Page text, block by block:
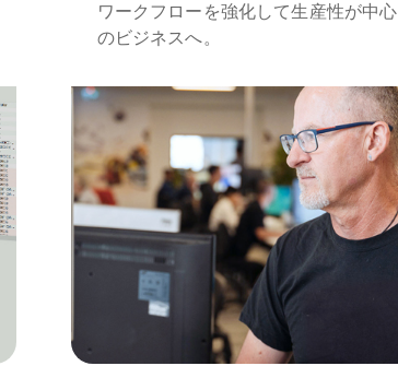
ワークフローを強化して生産性が中心
のビジネスへ。